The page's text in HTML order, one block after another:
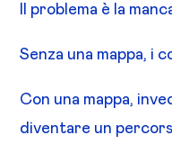
Il problema è la
Senza una mappa, i
Con una mappa,
diventare un